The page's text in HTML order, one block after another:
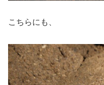
こちらにも、